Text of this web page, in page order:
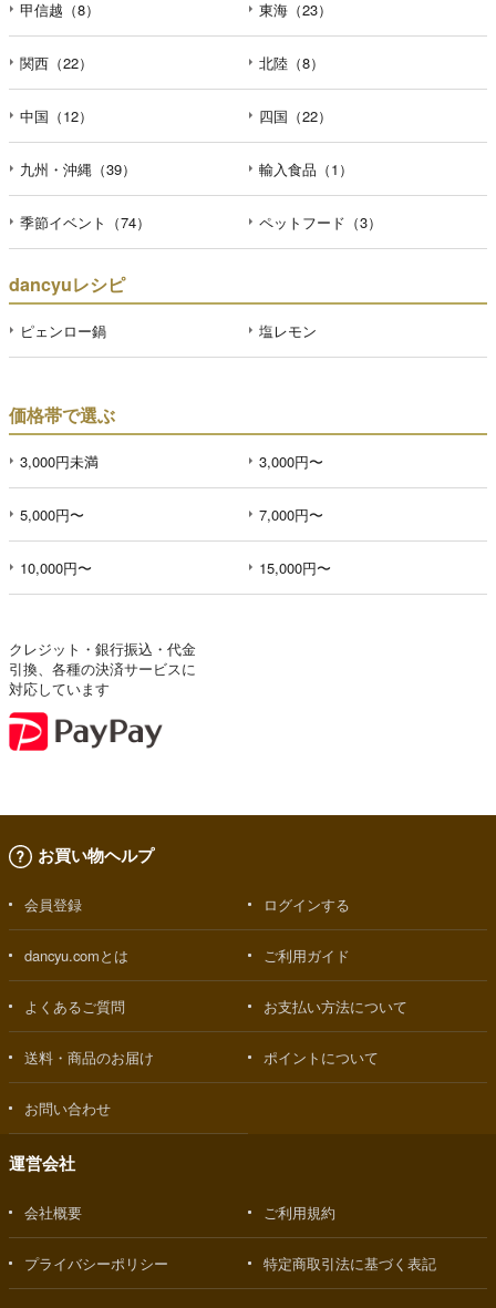
甲信越（8） 東海（23）
関西（22） 北陸（8）
中国（12） 四国（22）
九州・沖縄（39） 輸入食品（1）
季節イベント（74） ペットフード（3）
dancyuレシピ
ピェンロー鍋 塩レモン
価格帯で選ぶ
3,000円未満 3,000円〜
5,000円〜 7,000円〜
10,000円〜 15,000円〜
クレジット・銀行振込・代金
引換、各種の決済サービスに
対応しています
お買い物ヘルプ
会員登録 ログインする
dancyu.comとは ご利用ガイド
よくあるご質問 お支払い方法について
送料・商品のお届け ポイントについて
お問い合わせ
運営会社
会社概要 ご利用規約
プライバシーポリシー 特定商取引法に基づく表記